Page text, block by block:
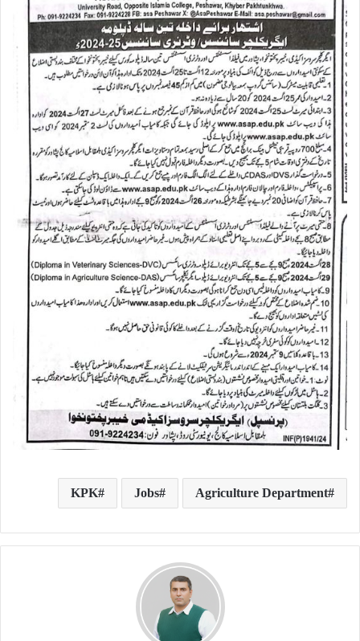
Agriculture Department
Jobs
KPK